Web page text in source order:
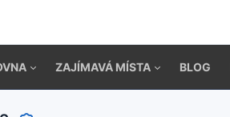
ZAJÍMAVÁ MÍSTA BLOG